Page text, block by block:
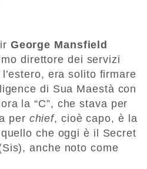
George Mansfield
direttore dei servizi
era solito firmare
di Sua Maestà con
la “C”, che stava per
per chief, cioè capo, è la
che oggi è il Secret
anche noto come